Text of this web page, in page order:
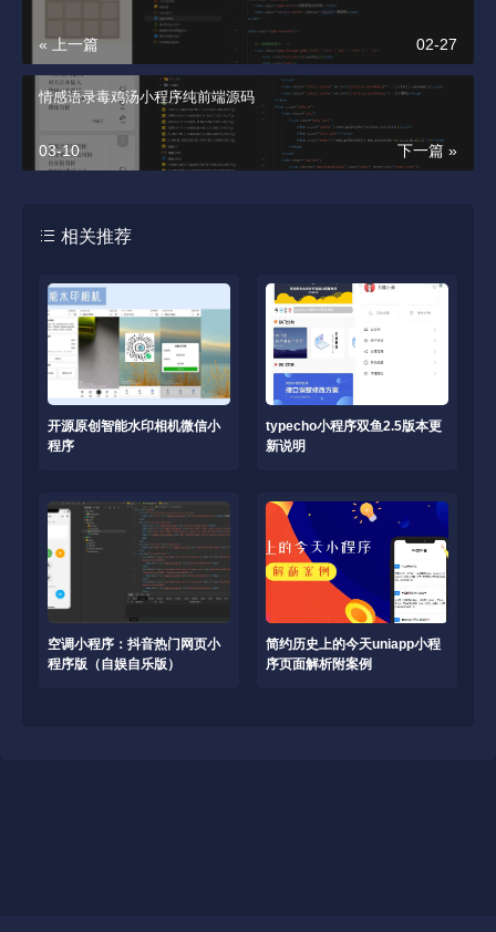
« 上一篇 02-27
情感语录毒鸡汤小程序纯前端源码
下一篇 »
03-10
相关推荐
开源原创智能水印相机微信小
程序
typecho小程序双鱼2.5版本更
新说明
空调小程序：抖音热门网页小
程序版（自娱自乐版）
简约历史上的今天uniapp小程
序页面解析附案例